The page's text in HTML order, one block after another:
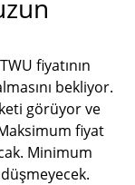
fiyatının
bekliyor.
görüyor ve
fiyat
Minimum